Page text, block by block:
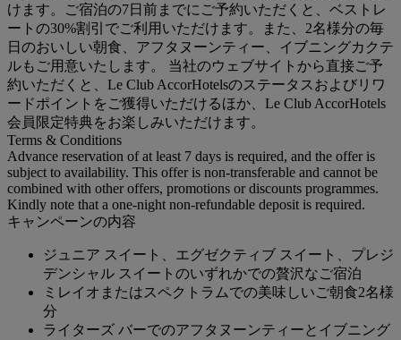
けます。ご宿泊の7日前までにご予約いただくと、ベストレ
ートの30%割引でご利用いただけます。また、2名様分の毎
日のおいしい朝食、アフタヌーンティー、イブニングカクテ
ルもご用意いたします。 当社のウェブサイトから直接ご予
約いただくと、Le Club AccorHotelsのステータスおよびリワ
ードポイントをご獲得いただけるほか、Le Club AccorHotels
会員限定特典をお楽しみいただけます。
Terms & Conditions
Advance reservation of at least 7 days is required, and the offer is
subject to availability. This offer is non-transferable and cannot be
combined with other offers, promotions or discounts programmes.
Kindly note that a one-night non-refundable deposit is required.
キャンペーンの内容
ジュニア スイート、エグゼクティブ スイート、プレジ
デンシャル スイートのいずれかでの贅沢なご宿泊
ミレイオまたはスペクトラムでの美味しいご朝食2名様
分
ライターズ バーでのアフタヌーンティーとイブニング